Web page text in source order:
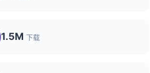
1.5M 下载